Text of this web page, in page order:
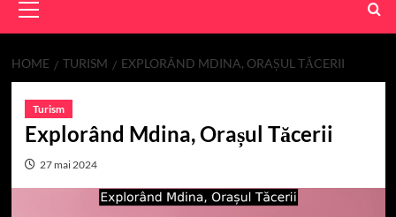
Menu
HOME TURISM EXPLORÂND MDINA, ORAȘUL TĂCERII
Turism
Explorând Mdina, Orașul Tăcerii
27 mai 2024